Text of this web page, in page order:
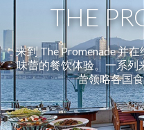
THE
来到 The Promenade 并
味蕾的餐饮体验。一系列
蕾领略各国